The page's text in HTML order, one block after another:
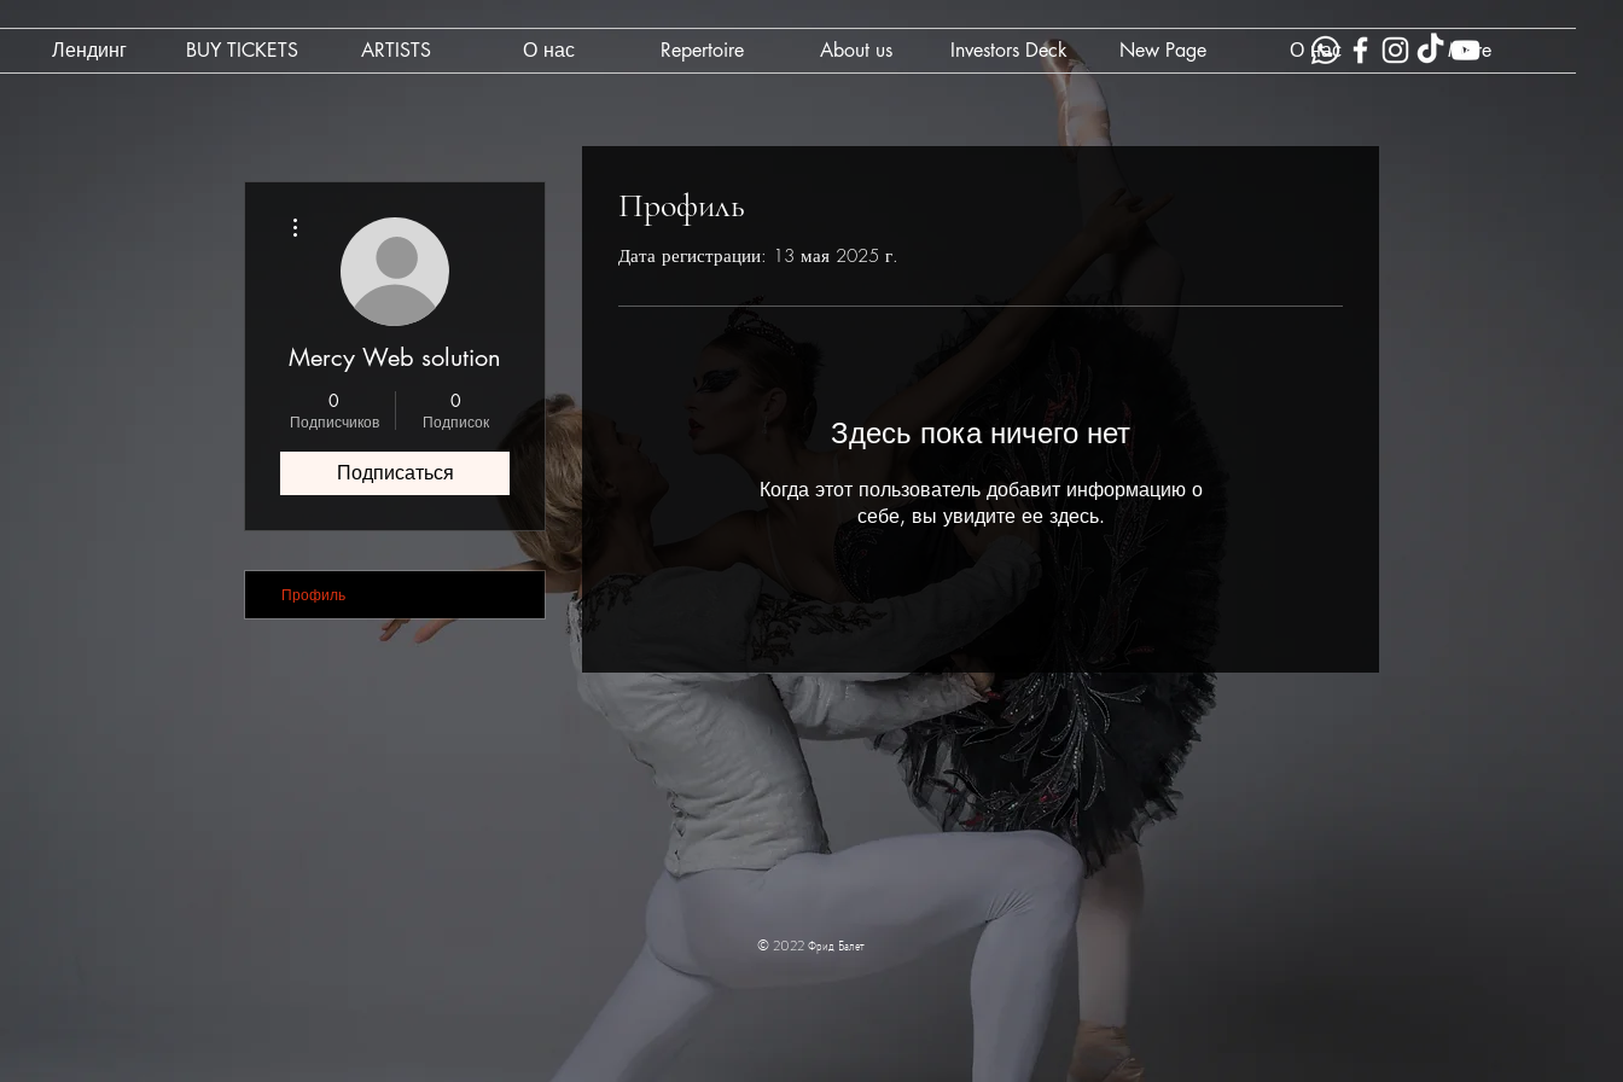
Лендинг BUY TICKETS ARTISTS О нас Repertoire About us Investors Deck New Page О нас More
Профиль
Дата регистрации: 13 мая 2025 г.
Здесь пока ничего нет
Когда этот пользователь добавит информацию о
себе, вы увидите ее здесь.
Mercy Web solution
0
Подписчиков
0
Подписок
Подписаться
Профиль
© 2022 Фрид Балет